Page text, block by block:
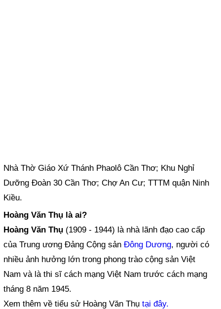
Nhà Thờ Giáo Xứ Thánh Phaolô Cần Thơ; Khu Nghỉ
Dưỡng Đoàn 30 Cần Thơ; Chợ An Cư; TTTM quận Ninh
Kiều.
Hoàng Văn Thụ là ai?
Hoàng Văn Thụ (1909 - 1944) là nhà lãnh đạo cao cấp
của Trung ương Đảng Cộng sảnĐông Dương, người có
nhiều ảnh hưởng lớn trong phong trào cộng sản Việt
Nam và là thi sĩ cách mạng Việt Nam trước cách mạng
tháng 8 năm 1945.
Xem thêm về tiểu sử Hoàng Văn Thụtại đây.